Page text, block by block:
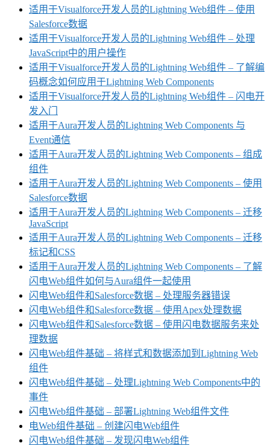
适用于Visualforce开发人员的Lightning Web组件 – 使用
Salesforce数据
适用于Visualforce开发人员的Lightning Web组件 – 处理
JavaScript中的用户操作
适用于Visualforce开发人员的Lightning Web组件 – 了解编
码概念如何应用于Lightning Web Components
适用于Visualforce开发人员的Lightning Web组件 – 闪电开
发入门
适用于Aura开发人员的Lightning Web Components 与
Event通信
适用于Aura开发人员的Lightning Web Components – 组成
组件
适用于Aura开发人员的Lightning Web Components – 使用
Salesforce数据
适用于Aura开发人员的Lightning Web Components – 迁移
JavaScript
适用于Aura开发人员的Lightning Web Components – 迁移
标记和CSS
适用于Aura开发人员的Lightning Web Components – 了解
闪电Web组件如何与Aura组件一起使用
闪电Web组件和Salesforce数据 – 处理服务器错误
闪电Web组件和Salesforce数据 – 使用Apex处理数据
闪电Web组件和Salesforce数据 – 使用闪电数据服务来处
理数据
闪电Web组件基础 – 将样式和数据添加到Lightning Web
组件
闪电Web组件基础 – 处理Lightning Web Components中的
事件
闪电Web组件基础 – 部署Lightning Web组件文件
电Web组件基础 – 创建闪电Web组件
闪电Web组件基础 – 发现闪电Web组件